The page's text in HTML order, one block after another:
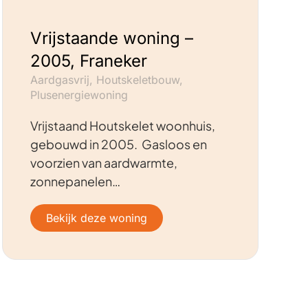
Vrijstaande woning –
2005, Franeker
Aardgasvrij, Houtskeletbouw,
Plusenergiewoning
Vrijstaand Houtskelet woonhuis,
gebouwd in 2005. Gasloos en
voorzien van aardwarmte,
zonnepanelen…
Bekijk deze woning